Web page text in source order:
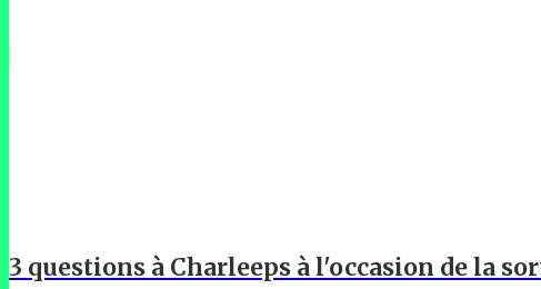
3 questions à Charleeps à l'occasion de la